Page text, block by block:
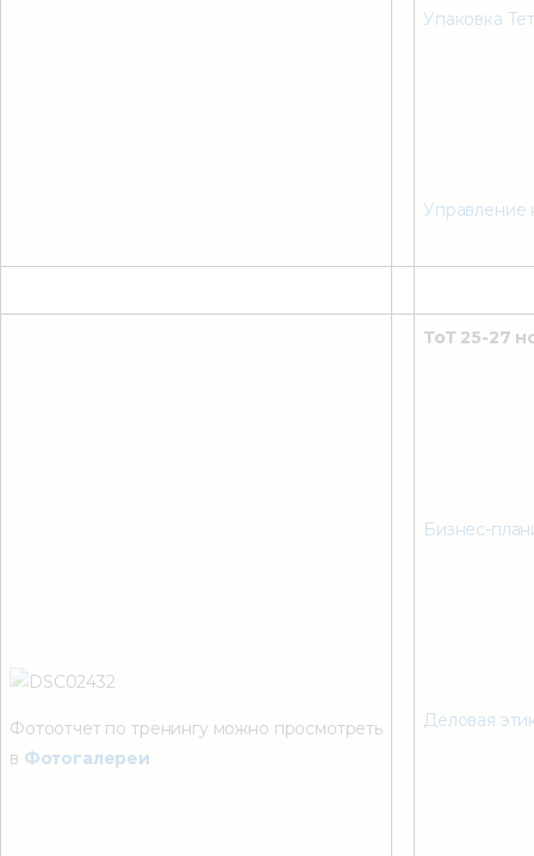
Упаковка
Управление
Фотоотчет по тренингу можно просмотреть
в Фотогалереи
ТоТ 25-27
Бизнес-
Деловая